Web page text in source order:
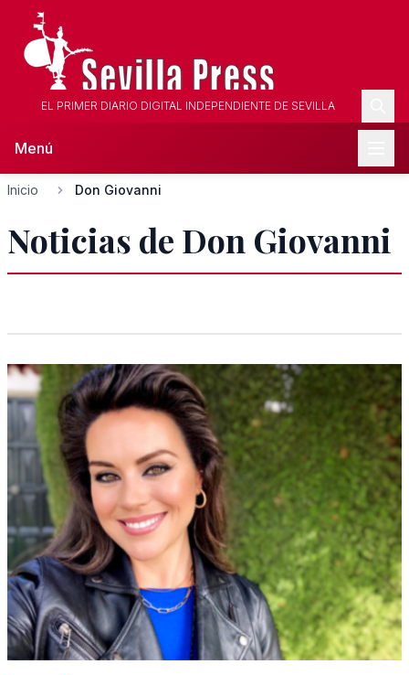
EL PRIMER DIARIO DIGITAL INDEPENDIENTE DE SEVILLA
Menú
Inicio Don Giovanni
Noticias de Don Giovanni